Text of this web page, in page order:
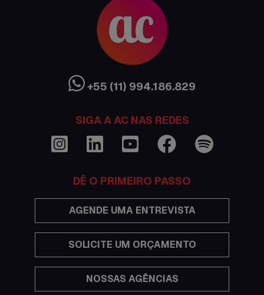
Ciência sem Fronteiras
Cultura Austrália
Curso de inglês no exterior
Dicas
Economia
Estudar no exterior
Eventos
+55 (11) 994.186.829
SIGA A AC NAS REDES
DÊ O PRIMEIRO PASSO
AGENDE UMA ENTREVISTA
SOLICITE UM ORÇAMENTO
NOSSAS AGÊNCIAS